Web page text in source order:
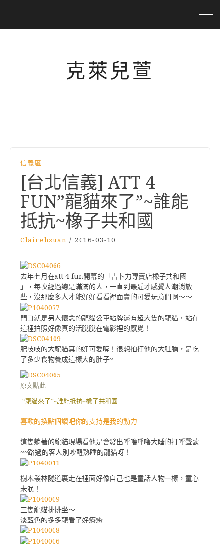
克萊兒萱
信義區
[台北信義] ATT 4
FUN”龍貓來了”~誰能
抵抗~橡子共和國
Clairehsuan / 2016-03-10
去年七月在att 4 fun開幕的「吉卜力專賣店橡子共和國
」，每次經過總是滿滿的人，一直到最近才感覺人潮消散
些，沒那麼多人才能好好看看裡面賣的可愛玩意們啊～～
門口就是另人懷念的龍貓公車站牌還有超大隻的龍貓，站在
這裡拍照好像真的活脫脫在電影裡的感覺！
肥吱吱的大龍貓真的好可愛喔！很想拍打他的大肚腩，是吃
了多少食物養成這樣大的肚子~
原文點此
“龍貓來了”~誰能抵抗~橡子共和國
喜歡的換點個讚吧你的支持是我的動力
這隻躺著的龍貓現場看他是會發出呼嚕呼嚕大睡的打呼聲歐
~~路過的客人別吵醒熟睡的龍貓呀！
樹木叢林隧道裏走在裡面好像自己也是童話人物一樣，童心
未泯！
三隻龍貓排排坐～
淡藍色的多多龍看了好療癒